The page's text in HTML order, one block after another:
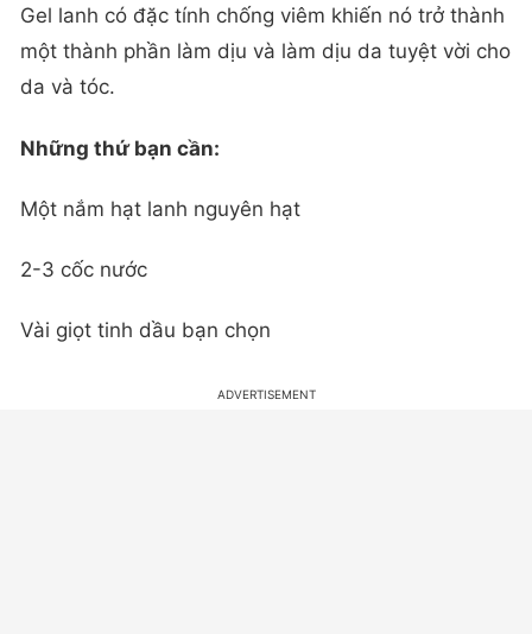
Gel lanh có đặc tính chống viêm khiến nó trở thành
một thành phần làm dịu và làm dịu da tuyệt vời cho
da và tóc.
Những thứ bạn cần:
Một nắm hạt lanh nguyên hạt
2-3 cốc nước
Vài giọt tinh dầu bạn chọn